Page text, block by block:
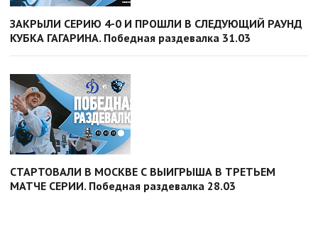
ЗАКРЫЛИ СЕРИЮ 4-0 И ПРОШЛИ В СЛЕДУЮЩИЙ РАУНД
КУБКА ГАГАРИНА. Победная раздевалка 31.03
СТАРТОВАЛИ В МОСКВЕ С ВЫИГРЫША В ТРЕТЬЕМ
МАТЧЕ СЕРИИ. Победная раздевалка 28.03